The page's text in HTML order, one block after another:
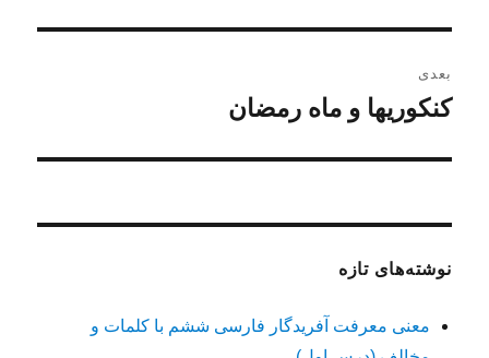
بعدی
نوشته
کنکوریها و ماه رمضان
نوشته‌های تازه
معنی معرفت آفریدگار فارسی ششم با کلمات و